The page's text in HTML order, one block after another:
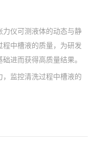
力仪可测液体的动态与静
中槽液的质量，为研发
进而获得高质量结果。
，监控清洗过程中槽液的